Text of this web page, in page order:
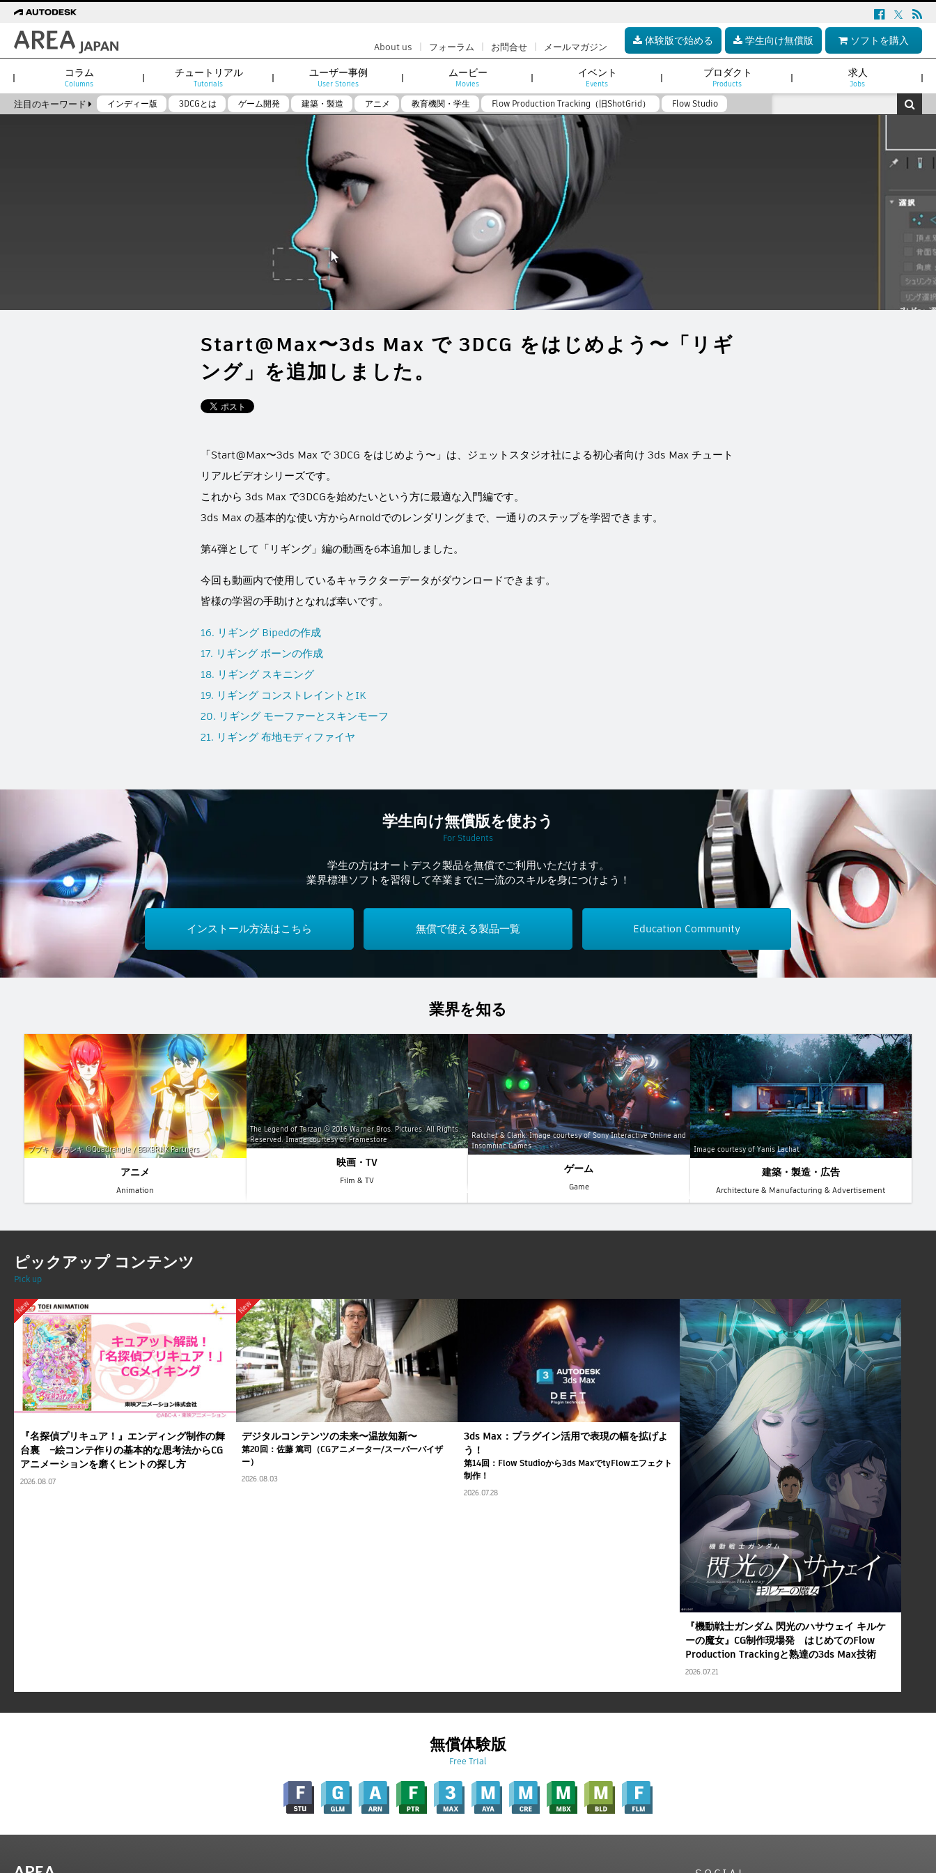
体験版で始める 学生向け無償版 ソフトを購入
About us | フォーラム | お問合せ | メールマガジン
コラム
Columns
チュートリアル
Tutorials
ユーザー事例
User Stories
ムービー
Movies
イベント
Events
プロダクト
Products
求人
Jobs
注目のキーワード インディー版 3DCGとは ゲーム開発 建築・製造 アニメ 教育機関・学生 Flow Production Tracking（旧ShotGrid） Flow Studio
Start@Max〜3ds Max で 3DCG をはじめよう〜「リギ
ング」を追加しました。
「Start@Max〜3ds Max で 3DCG をはじめよう〜」は、ジェットスタジオ社による初心者向け 3ds Max チュート
リアルビデオシリーズです。
これから 3ds Max で3DCGを始めたいという方に最適な入門編です。
3ds Max の基本的な使い方からArnoldでのレンダリングまで、⼀通りのステップを学習できます。
第4弾として「リギング」編の動画を6本追加しました。
今回も動画内で使用しているキャラクターデータがダウンロードできます。
皆様の学習の手助けとなれば幸いです。
16. リギング Bipedの作成
17. リギング ボーンの作成
18. リギング スキニング
19. リギング コンストレイントとIK
20. リギング モーファーとスキンモーフ
21. リギング 布地モディファイヤ
学生向け無償版を使おう
For Students
学生の方はオートデスク製品を無償でご利用いただけます。
業界標準ソフトを習得して卒業までに一流のスキルを身につけよう！
インストール方法はこちら 無償で使える製品一覧 Education Community
業界を知る
ブブキ・ブランキ ©Quadrangle / BBKBRNK Partners
アニメ
Animation
The Legend of Tarzan © 2016 Warner Bros. Pictures. All Rights
Reserved. Image courtesy of Framestore
映画・TV
Film & TV
Ratchet & Clank. Image courtesy of Sony Interactive Online and
Insomniac Games
ゲーム
Game
Image courtesy of Yanis Lachat
建築・製造・広告
Architecture & Manufacturing & Advertisement
ピックアップ コンテンツ
Pick up
New
『名探偵プリキュア！』エンディング制作の舞
台裏 ―絵コンテ作りの基本的な思考法からCG
アニメーションを磨くヒントの探し方
2026.08.07
New
デジタルコンテンツの未来〜温故知新〜
第20回：佐藤 篤司（CGアニメーター/スーパーバイザ
ー）
2026.08.03
3ds Max：プラグイン活用で表現の幅を拡げよ
う！
第14回：Flow Studioから3ds MaxでtyFlowエフェクト
制作！
2026.07.28
『機動戦士ガンダム 閃光のハサウェイ キルケ
ーの魔女』CG制作現場発 はじめてのFlow
Production Trackingと熟達の3ds Max技術
2026.07.21
無償体験版
Free Trial